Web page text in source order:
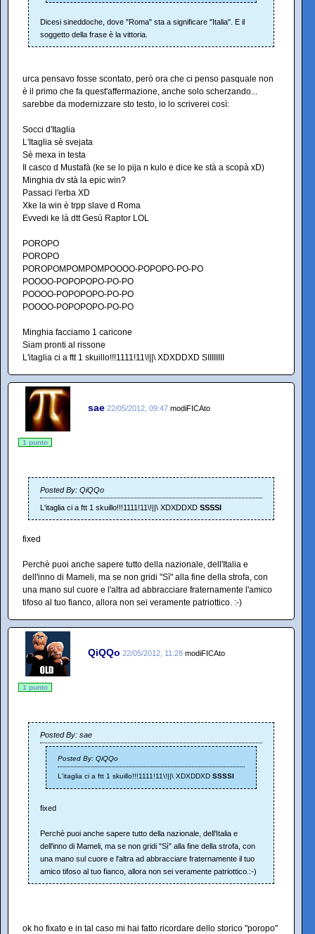
Dicesi sineddoche, dove "Roma" sta a significare "Italia". E il
soggetto della frase è la vittoria.
urca pensavo fosse scontato, però ora che ci penso pasquale non
è il primo che fa quest'affermazione, anche solo scherzando...
sarebbe da modernizzare sto testo, io lo scriverei così:
Socci d'Itaglia
L'Itaglia sè svejata
Sè mexa in testa
Il casco d Mustafà (ke se lo pija n kulo e dice ke stà a scopà xD)
Minghia dv stà la epic win?
Passaci l'erba XD
Xke la win è trpp slave d Roma
Evvedi ke là dtt Gesù Raptor LOL
POROPO
POROPO
POROPOMPOMPOMPOOOO-POPOPO-PO-PO
POOOO-POPOPOPO-PO-PO
POOOO-POPOPOPO-PO-PO
POOOO-POPOPOPO-PO-PO
Minghia facciamo 1 caricone
Siam pronti al rissone
L'itaglia ci a ftt 1 skuillo!!!1111!11\!||\ XDXDDXD SIIIIIIII
sae 22/05/2012, 09:47 modiFICAto
1 punto
Posted By: QiQQo
L'itaglia ci a ftt 1 skuillo!!!1111!11\!||\ XDXDDXD SSSSI
fixed
Perchè puoi anche sapere tutto della nazionale, dell'Italia e
dell'inno di Mameli, ma se non gridi "Sì" alla fine della strofa, con
una mano sul cuore e l'altra ad abbracciare fraternamente l'amico
tifoso al tuo fianco, allora non sei veramente patriottico. :-)
QiQQo 22/05/2012, 11:28 modiFICAto
1 punto
Posted By: sae
Posted By: QiQQo
L'itaglia ci a ftt 1 skuillo!!!1111!11\!||\ XDXDDXD SSSSI
fixed
Perchè puoi anche sapere tutto della nazionale, dell'Italia e
dell'inno di Mameli, ma se non gridi "Sì" alla fine della strofa, con
una mano sul cuore e l'altra ad abbracciare fraternamente il tuo
amico tifoso al tuo fianco, allora non sei veramente patriottico.:-)
ok ho fixato e in tal caso mi hai fatto ricordare dello storico "poropo"